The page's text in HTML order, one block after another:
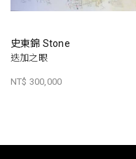
史東錦 Stone
迭加之眼
NT$ 300,000